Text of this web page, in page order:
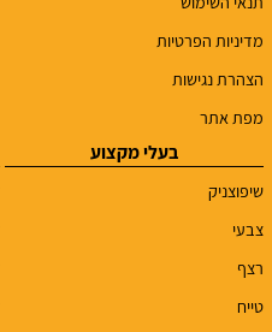
מדיניות הפרטיות
הצהרת נגישות
מפת אתר
בעלי מקצוע
שיפוצניק
צבעי
רצף
טייח